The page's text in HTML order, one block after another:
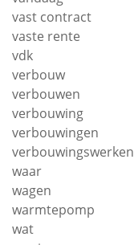
vast contract
vaste rente
vdk
verbouw
verbouwen
verbouwing
verbouwingen
verbouwingswerken
waar
wagen
warmtepomp
wat